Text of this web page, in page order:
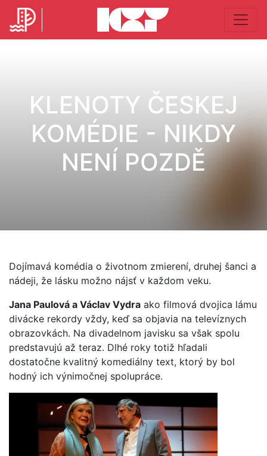
KLENOTY ČESKEJ
KOMÉDIE - NIKDY
NENÍ POZDĚ
Dojímavá komédia o životnom zmierení, druhej šanci a
nádeji, že lásku možno nájsť v každom veku.
Jana Paulová a Václav Vydra ako filmová dvojica lámu
divácke rekordy vždy, keď sa objavia na televíznych
obrazovkách. Na divadelnom javisku sa však spolu
predstavujú až teraz. Dlhé roky totiž hľadali
dostatočne kvalitný komediálny text, ktorý by bol
hodný ich výnimočnej spolupráce.